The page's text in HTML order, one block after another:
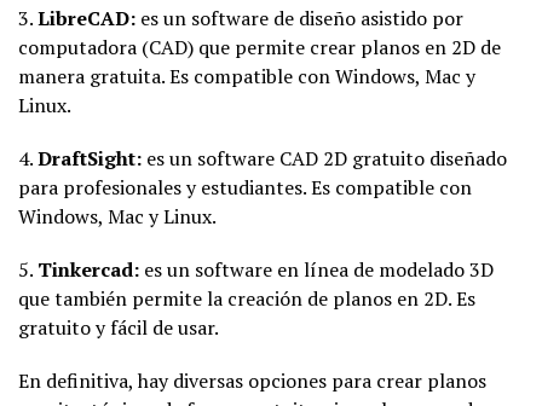
3.LibreCAD: es un software de diseño asistido por
computadora (CAD) que permite crear planos en 2D de
manera gratuita. Es compatible con Windows, Mac y
Linux.
4.DraftSight: es un software CAD 2D gratuito diseñado
para profesionales y estudiantes. Es compatible con
Windows, Mac y Linux.
5. Tinkercad: es un software en línea de modelado 3D
que también permite la creación de planos en 2D. Es
gratuito y fácil de usar.
En definitiva, hay diversas opciones para crear planos